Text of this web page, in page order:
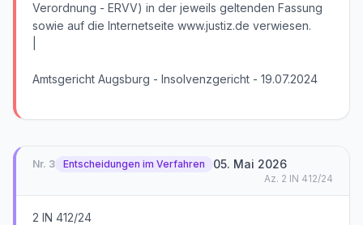
Verordnung - ERVV) in der jeweils geltenden Fassung
sowie auf die Internetseite www.justiz.de verwiesen.
Amtsgericht Augsburg - Insolvenzgericht - 19.07.2024
Nr. 3 Entscheidungen im Verfahren 05. Mai 2026
Az. 2 IN 412/24
2 IN 412/24